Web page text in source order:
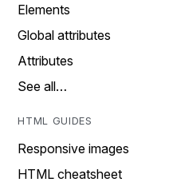
Elements
Global attributes
Attributes
See all…
HTML GUIDES
Responsive images
HTML cheatsheet